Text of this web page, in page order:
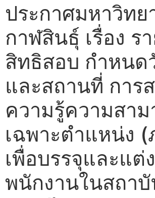
ประกาศมหาวิทย
กาฬสินธุ์ เรื่อง ร
สิทธิสอบ กำหนด
และสถานที่ การ
ความรู้ความสาม
เฉพาะตำแหน่ง
เพื่อบรรจุและแต่
พนักงานในสถา